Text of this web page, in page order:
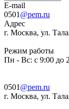
E-mail
0501 @pem.ru
Адрес
г. Москва, ул.
Режим работы
Пн - Вс: с 9:00 до
0501 @pem.ru
г. Москва, ул.